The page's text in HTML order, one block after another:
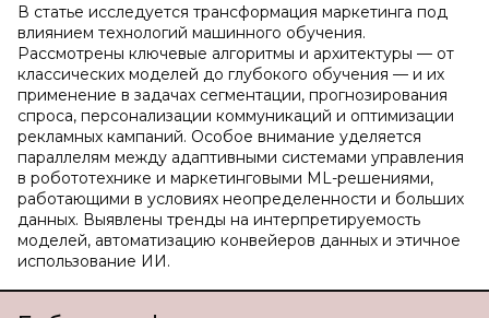
В статье исследуется трансформация маркетинга под
влиянием технологий машинного обучения.
Рассмотрены ключевые алгоритмы и архитектуры — от
классических моделей до глубокого обучения — и их
применение в задачах сегментации, прогнозирования
спроса, персонализации коммуникаций и оптимизации
рекламных кампаний. Особое внимание уделяется
параллелям между адаптивными системами управления
в робототехнике и маркетинговыми ML-решениями,
работающими в условиях неопределенности и больших
данных. Выявлены тренды на интерпретируемость
моделей, автоматизацию конвейеров данных и этичное
использование ИИ.